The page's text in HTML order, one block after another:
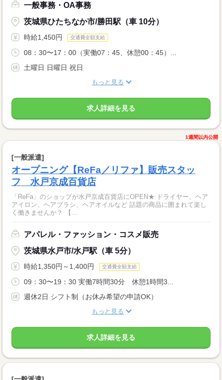
一般事務・OA事務
茨城県ひたちなか市/勝田駅（車 10分）
時給1,450円 交通費全額支給
08：30〜17：00（実働07：45、休憩00：45）...
土曜日 日曜日 祝日
もっと見る
求人詳細を見る
1週間以内公開
[一般派遣]
オープニング【ReFa／リファ】販売スタッ
フ 水戸京成百貨店
「ReFa」のショップが水戸京成百貨店にOPEN★ ドライヤー、ヘア
アイロン、ヘアブラシ、ヘアオイルなど 話題の商品に囲まれて楽し
く働きませんか？ 【...
アパレル・ファッション・コスメ販売
茨城県水戸市/水戸駅（車 5分）
時給1,350円～1,400円 交通費全額支給
09：30〜19：30 実働7時間30分 休憩1時間3...
週休2日 シフト制（お休み希望の申請OK）
もっと見る
求人詳細を見る